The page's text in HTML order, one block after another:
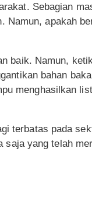
Sebagian
Namun, apakah
baik. Namun,
bahan
menghasilkan
terbatas pada
yang telah